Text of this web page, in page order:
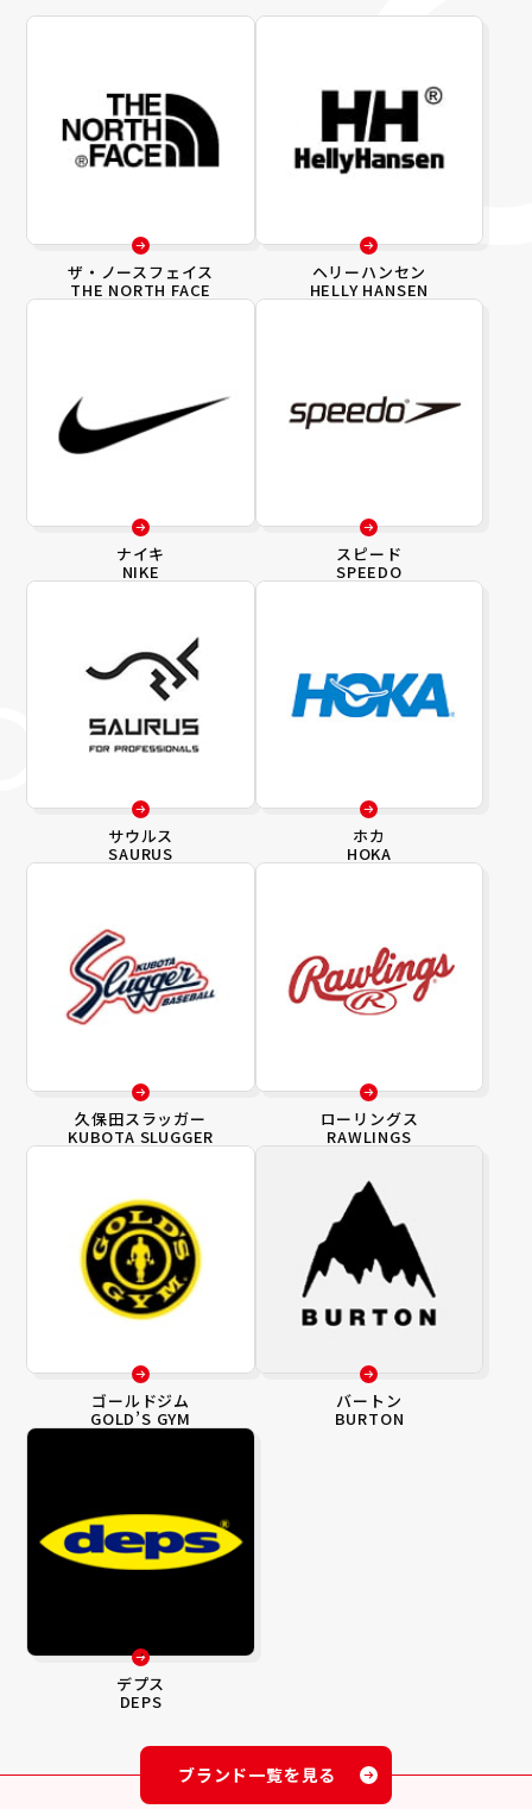
ザ・ノースフェイス
THE NORTH FACE
ヘリーハンセン
HELLY HANSEN
ナイキ
NIKE
スピード
SPEEDO
サウルス
SAURUS
ホカ
HOKA
久保田スラッガー
KUBOTA SLUGGER
ローリングス
RAWLINGS
ゴールドジム
GOLD’S GYM
バートン
BURTON
デプス
DEPS
ブランド一覧を見る